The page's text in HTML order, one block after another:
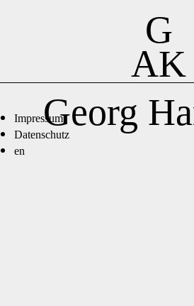
G
AK
Impressum
Datenschutz
en
Georg